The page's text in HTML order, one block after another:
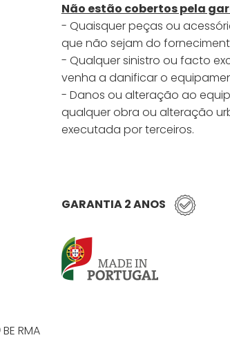
Não estão cobertos pela
- Quaisquer peças ou
que não sejam do
- Qualquer sinistro ou facto
venha a danificar o
- Danos ou alteração ao
qualquer obra ou alteração
executada por terceiros.
GARANTIA 2 ANOS
BE RMA